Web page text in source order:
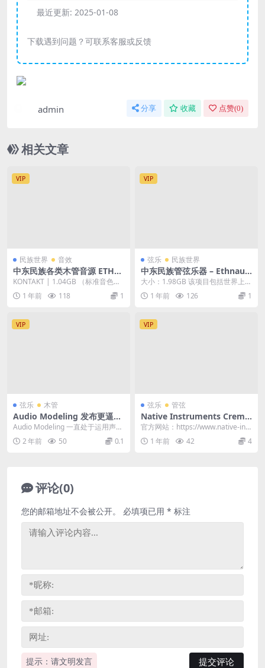
最近更新: 2025-01-08
下载遇到问题？可联系客服或反馈
admin 分享 收藏 点赞(0)
相关文章
VIP
民族世界 音效
中东民族各类木管音源 ETHN
AUDIO Breath Of Anatolia
KONTAKT 编曲音色库
KONTAKT | 1.04GB （标准音色）
BOA INSTRUMENT L...
1 年前 118 1
VIP
弦乐 民族世界
中东民族管弦乐器 – Ethnaud
io Strings Of Anatolia Kont
大小：1.98GB 该项目包括世界上最
大的民族弦乐器库。乘坐爱琴海，
安纳托利亚和...
1 年前 126 1
VIP
弦乐 木管
Audio Modeling 发布更逼
真、更具表现力的声学建模虚
拟乐器引擎 SWAM Engine 3
Audio Modeling 一直处于运用声学
建模虚拟乐器的最前沿。多年来，
他们...2 年前 50 0.1
VIP
弦乐 管弦
Native Instruments Cremo
na Quartet v1.3.0 (KONTAK
T) 四款高雅专业的弦乐器音源
官方网站：https://www.native-inst
ruments.com/...
1 年前 42 4
评论(0)
提示：请文明发言
您的邮箱地址不会被公开。 必填项已用 * 标注